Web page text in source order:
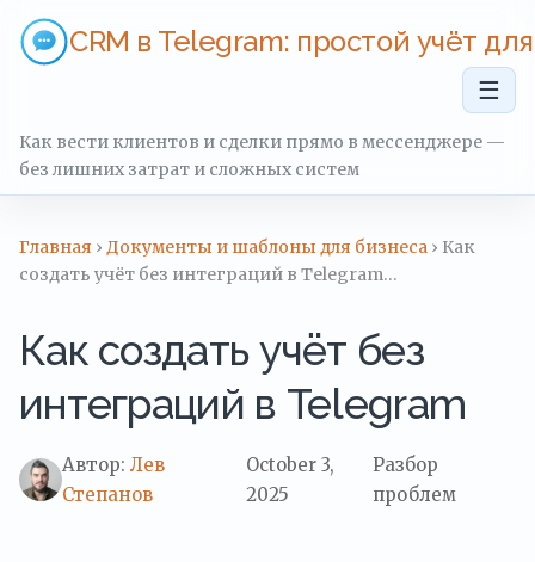
CRM в Telegram: простой учёт
☰
Как вести клиентов и сделки прямо в мессенджере —
без лишних затрат и сложных систем
Главная › Документы и шаблоны для бизнеса › Как
создать учёт без интеграций в Telegram…
Как создать учёт без
интеграций в Telegram
Автор: Лев
Степанов
October 3,
2025
Разбор
проблем